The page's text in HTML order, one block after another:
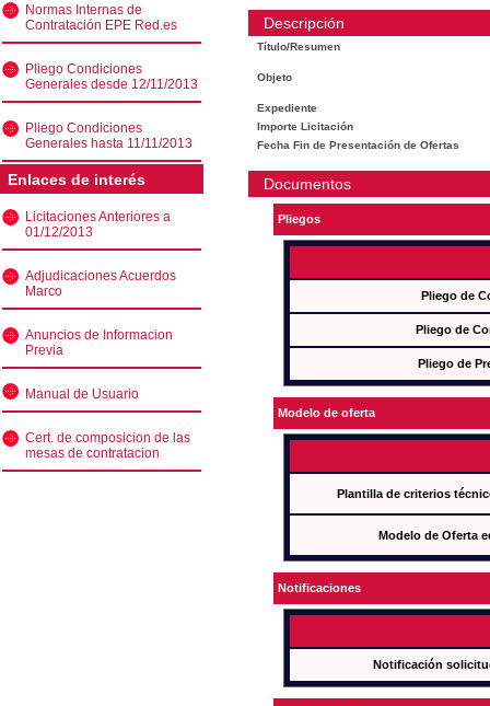
Normas Internas de
Contratación EPE Red.es
Pliego Condiciones
Generales desde 12/11/2013
Pliego Condiciones
Generales hasta 11/11/2013
Enlaces de interés
Licitaciones Anteriores a
01/12/2013
Adjudicaciones Acuerdos
Marco
Anuncios de Informacion
Previa
Manual de Usuario
Cert. de composicion de las
mesas de contratacion
Descripción
Título/Resumen
Objeto
Expediente
Importe Licitación
Fecha Fin de Presentación de Ofertas
Documentos
Pliegos
Pliego de
Pliego de
Pliego de
Modelo de oferta
Plantilla de criterios
Modelo de Oferta
Notificaciones
Notificación